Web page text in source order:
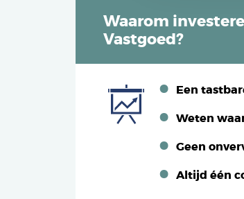
Waarom
Vastgoed?
Een
Weten
Geen
Altijd één